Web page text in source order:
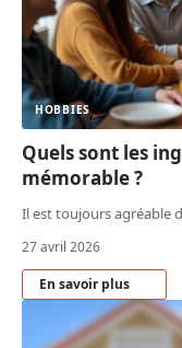
HOBBIES
Quels sont les
mémorable ?
Il est toujours agréable
27 avril 2026
En savoir plus